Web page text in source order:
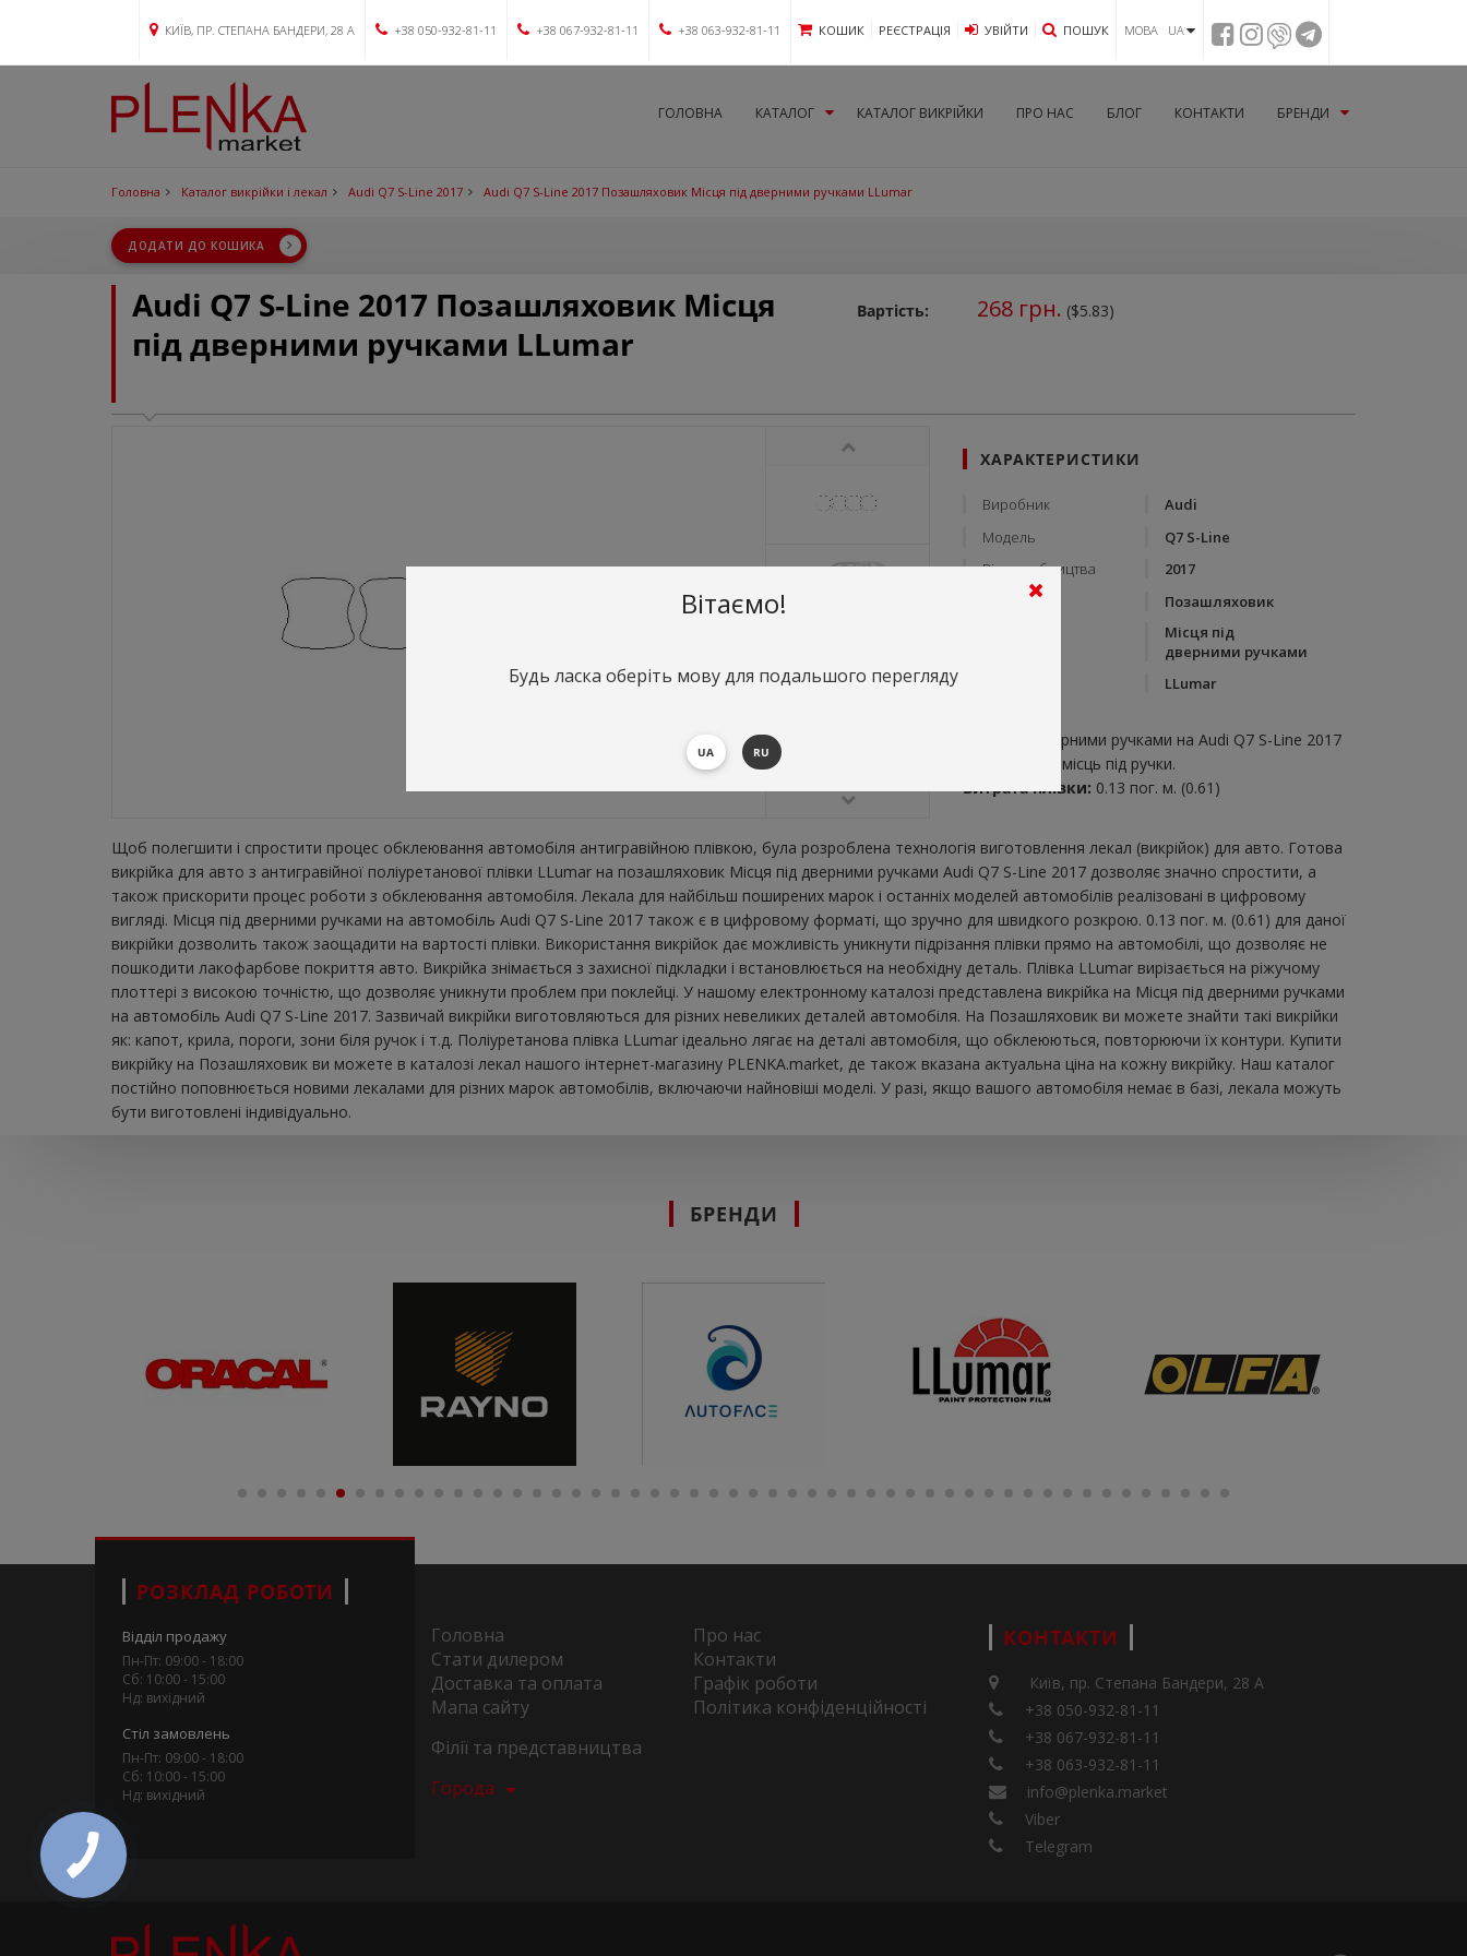
КИЇВ, ПР. СТЕПАНА БАНДЕРИ, 28 А +38 050-932-81-11 +38 067-932-81-11 +38 063-932-81-11 КОШИК РЕЄСТРАЦІЯ УВIЙТИ ПОШУК МОВА UA
ГОЛОВНА КАТАЛОГ КАТАЛОГ ВИКРІЙКИ ПРО НАС БЛОГ КОНТАКТИ БРЕНДИ
Головна Каталог викрійки і лекал Audi Q7 S-Line 2017 Audi Q7 S-Line 2017 Позашляховик Місця під дверними ручками LLumar
ДОДАТИ ДО КОШИКА
Audi Q7 S-Line 2017 Позашляховик Місця
під дверними ручками LLumar
Вартість: 268грн. ($5.83)
ХАРАКТЕРИСТИКИ
Виробник
Audi
Модель
Q7 S-Line
Рік виробництва
2017
Тип кузову
Позашляховик
Місця під
дверними ручками
LLumar
Місця під дверними ручками на Audi Q7 S-Line 2017
Викрійка для місць під ручки.
Витрата плівки: 0.13 пог. м. (0.61)
Щоб полегшити і спростити процес обклеювання автомобіля антигравійною плівкою, була розроблена технологія виготовлення лекал (викрійок) для авто. Готова
викрійка для авто з антигравійної поліуретанової плівки LLumar на позашляховик Місця під дверними ручками Audi Q7 S-Line 2017 дозволяє значно спростити, а
також прискорити процес роботи з обклеювання автомобіля. Лекала для найбільш поширених марок і останніх моделей автомобілів реалізовані в цифровому
вигляді. Місця під дверними ручками на автомобіль Audi Q7 S-Line 2017 також є в цифровому форматі, що зручно для швидкого розкрою. 0.13 пог. м. (0.61) для даної
викрійки дозволить також заощадити на вартості плівки. Використання викрійок дає можливість уникнути підрізання плівки прямо на автомобілі, що дозволяє не
пошкодити лакофарбове покриття авто. Викрійка знімається з захисної підкладки і встановлюється на необхідну деталь. Плівка LLumar вирізається на ріжучому
плоттері з високою точністю, що дозволяє уникнути проблем при поклейці. У нашому електронному каталозі представлена ​​викрійка на Місця під дверними ручками
на автомобіль Audi Q7 S-Line 2017. Зазвичай викрійки виготовляються для різних невеликих деталей автомобіля. На Позашляховик ви можете знайти такі викрійки
як: капот, крила, пороги, зони біля ручок і т.д. Поліуретанова плівка LLumar ідеально лягає на деталі автомобіля, що обклеюються, повторюючи їх контури. Купити
викрійку на Позашляховик ви можете в каталозі лекал нашого інтернет-магазину PLENKA.market, де також вказана актуальна ціна на кожну викрійку. Наш каталог
постійно поповнюється новими лекалами для різних марок автомобілів, включаючи найновіші моделі. У разі, якщо вашого автомобіля немає в базі, лекала можуть
бути виготовлені індивідуально.
БРЕНДИ
РОЗКЛАД РОБОТИ
Відділ продажу
Пн-Пт: 09:00 - 18:00
Сб: 10:00 - 15:00
Нд: вихідний
Стіл замовлень
Пн-Пт: 09:00 - 18:00
Сб: 10:00 - 15:00
Нд: вихідний
Головна
Про нас
Стати дилером
Контакти
Доставка та оплата
Графік роботи
Мапа сайту
Політика конфіденційності
Філії та представництва
Города
КОНТАКТИ
Київ, пр. Степана Бандери, 28 А
+38 050-932-81-11
+38 067-932-81-11
+38 063-932-81-11
info@plenka.market
Viber
Telegram
Вітаємо!
Будь ласка оберіть мову для подальшого перегляду
UA RU